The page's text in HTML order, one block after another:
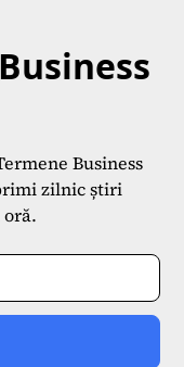
Business
zilnic știri